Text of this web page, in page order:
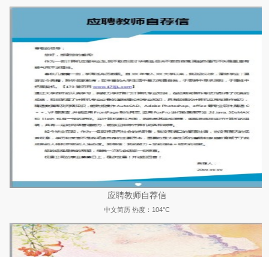
应聘教师自荐信
中文简历 热度：104°C